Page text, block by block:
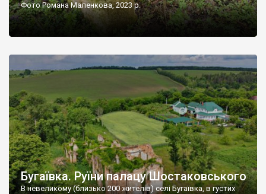
Фото Романа Маленкова, 2023 р.
Бугаївка. Руїни палацу Шостаковського
В невеликому (близько 200 жителів) селі Бугаївка, в густих